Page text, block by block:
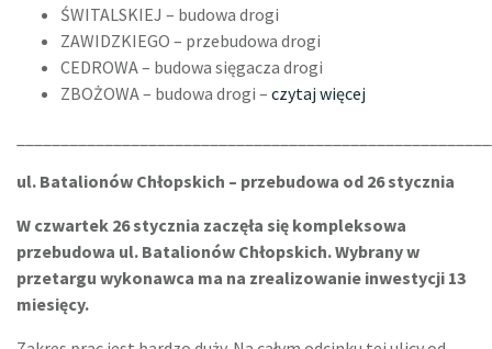
ŚWITALSKIEJ – budowa drogi
ZAWIDZKIEGO – przebudowa drogi
CEDROWA – budowa sięgacza drogi
ZBOŻOWA – budowa drogi – czytaj więcej
ul. Batalionów Chłopskich – przebudowa od 26 stycznia
W czwartek 26 stycznia zaczęła się kompleksowa
przebudowa ul. Batalionów Chłopskich. Wybrany w
przetargu wykonawca ma na zrealizowanie inwestycji 13
miesięcy.